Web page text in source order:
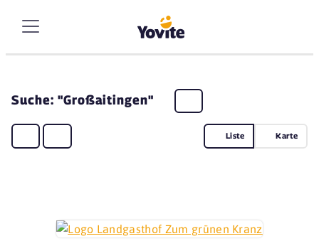
Suche: "Großaitingen"
Liste Karte